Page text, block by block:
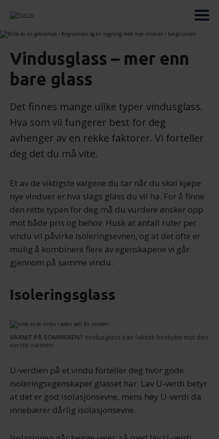
Vindusglass – mer enn
bare glass
Det finnes mange ulike typer vindusglass.
Hva som vil fungerer best for deg
avhenger av en rekke faktorer. Vi forteller
deg det du må vite.
Et av de viktigste valgene du tar når du skal kjøpe
nye vinduer er hva slags glass du vil ha. For å finne
den rette typen for deg må du vurdere ønsker opp
mot både pris og behov. Husk at antall ruter per
vindu vil påvirke isoleringsevnen, og at det ofte er
mulig å kombinere flere av egenskapene vi går
gjennom på samme vindu.
Isoleringsglass
VARMT PÅ SOMMEREN? Vindusglass kan faktisk beskytte mot den
verste varmen.
U-verdien på et vindu forteller deg hvor gode
isoleringsegenskaper glasset har. Lav U-verdi betyr
at det er god isolasjonsevne, mens høy U-verdi da
innebærer dårlig isolasjonsevne.